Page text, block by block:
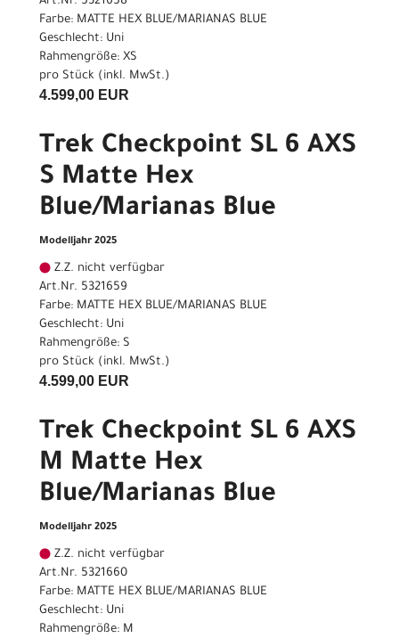
Farbe: MATTE HEX BLUE/MARIANAS BLUE
Geschlecht: Uni
Rahmengröße: XS
pro Stück (inkl. MwSt.)
4.599,00 EUR
Trek Checkpoint SL 6 AXS
S Matte Hex
Blue/Marianas Blue
Modelljahr 2025
Z.Z. nicht verfügbar
Art.Nr. 5321659
Farbe: MATTE HEX BLUE/MARIANAS BLUE
Geschlecht: Uni
Rahmengröße: S
pro Stück (inkl. MwSt.)
4.599,00 EUR
Trek Checkpoint SL 6 AXS
M Matte Hex
Blue/Marianas Blue
Modelljahr 2025
Z.Z. nicht verfügbar
Art.Nr. 5321660
Farbe: MATTE HEX BLUE/MARIANAS BLUE
Geschlecht: Uni
Rahmengröße: M